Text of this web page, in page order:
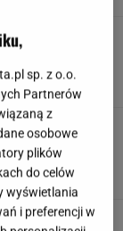
w PiS. "Zrobi
zł. Ogromne
sp. z o.o.
Partnerów
z
osobowe
plików
do celów
wyświetlania
i preferencji w